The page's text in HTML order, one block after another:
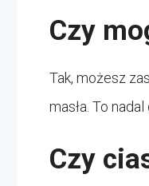
Czy
Tak, możesz
masła. To
Czy